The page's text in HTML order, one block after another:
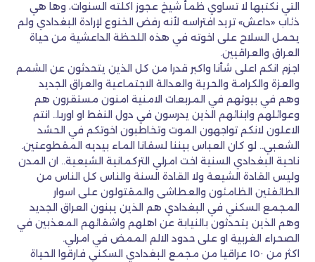
التي نكتبها لا تساوي ظمأ شيخ عجوز اكلته السنوات، وها هي
ذئاب «داعش» تريد افتراسه لأنه رفض الخنوع لإرادة البغدادي ولم
يحمل السلاح على اخوته في هذه اللحظة الداعشية من حياة
العراق والعراقيين.
اجزم انكم اعلى شأنا واكبر قدرا من كل الذين يتحدثون عن الشمم
والعزة والكرامة والحرية والعدالة الاجتماعية والعراق الجديد
وهم في بيوتهم في المربعات الامنية امنون مستقرون هم
وعوائلهم وابنائهم الذين يدرسون في دول النفط او اوربا.. انتم
الاعلون لانكم تواجهون الموت وتخاطبون اخوتكم في الحشد
الشعبي.. لو كان العباس بيننا لسقانا الماء بيديه المقطوعتين.
ناحية البغدادي السنية اخت امرلي التركمانية الشيعية.. ان المدن
وليس القادة الشيعة ولا القادة السنة والناس كل الناس من
الطائفتين الظامئون والعطاشى والمقتولون على اسوار
المجمع السكني في البغدادي هم الذين يبنون العراق الجديد
وهم الذين يتحدثون بالنيابة عن اهلهم واشقائهم المعذبين في
الصحراء الغربية او على حدود الالم الممض في امرلي.
اكثر من ١٥٠ عراقيا من مجمع البغدادي السكني فارقوا الحياة